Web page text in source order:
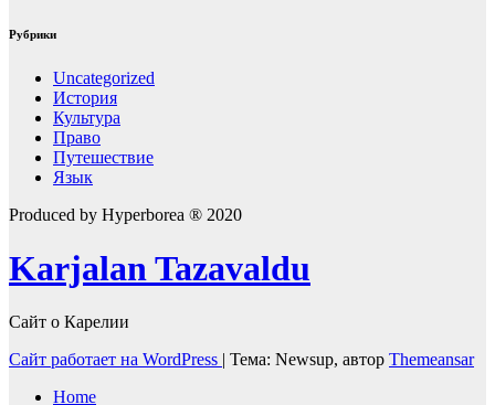
Рубрики
Uncategorized
История
Культура
Право
Путешествие
Язык
Produced by Hyperborea ® 2020
Karjalan Tazavaldu
Сайт о Карелии
Сайт работает на WordPress
Тема: Newsup, автор Themeansar
Home